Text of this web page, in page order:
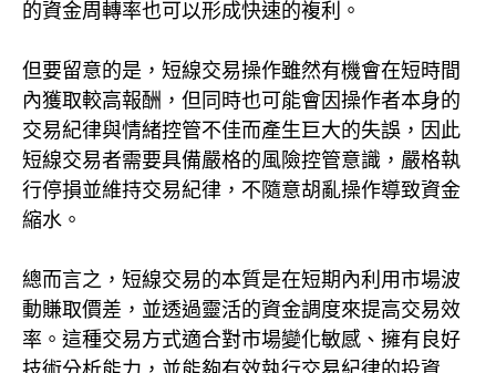
的資金周轉率也可以形成快速的複利。
但要留意的是，短線交易操作雖然有機會在短時間
內獲取較高報酬，但同時也可能會因操作者本身的
交易紀律與情緒控管不佳而產生巨大的失誤，因此
短線交易者需要具備嚴格的風險控管意識，嚴格執
行停損並維持交易紀律，不隨意胡亂操作導致資金
縮水。
總而言之，短線交易的本質是在短期內利用市場波
動賺取價差，並透過靈活的資金調度來提高交易效
率。這種交易方式適合對市場變化敏感、擁有良好